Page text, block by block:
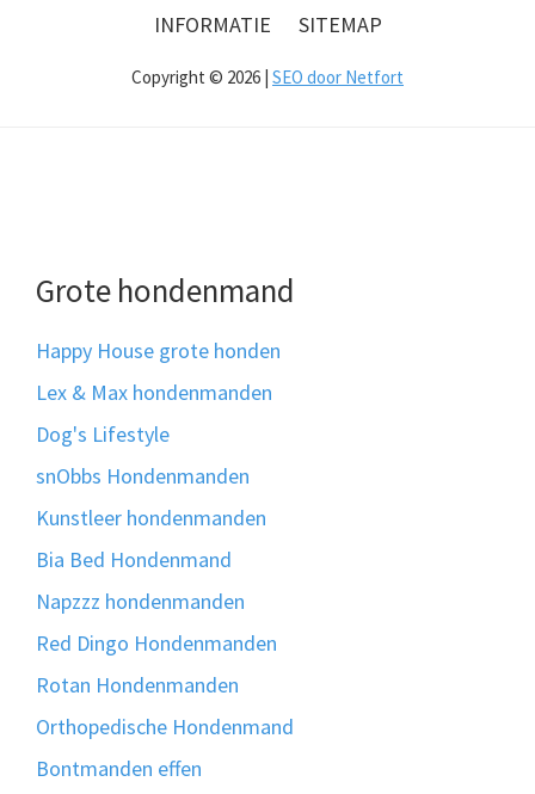
INFORMATIE
SITEMAP
Copyright © 2026 | SEO door Netfort
Grote hondenmand
Happy House grote honden
Lex & Max hondenmanden
Dog's Lifestyle
snObbs Hondenmanden
Kunstleer hondenmanden
Bia Bed Hondenmand
Napzzz hondenmanden
Red Dingo Hondenmanden
Rotan Hondenmanden
Orthopedische Hondenmand
Bontmanden effen